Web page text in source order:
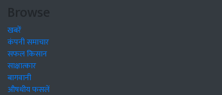
Browse
खबरें
कंपनी समाचार
सफल किसान
साक्षात्कार
बागवानी
औषधीय फसलें